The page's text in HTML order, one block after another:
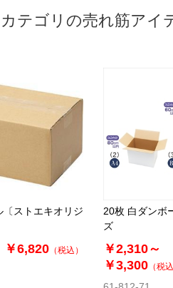
テゴリの売れ筋アイ
〔ストエキオリジ
￥6,820 （税込）
20枚 白ダンボ
ズ
￥2,310～
￥3,300 （税込